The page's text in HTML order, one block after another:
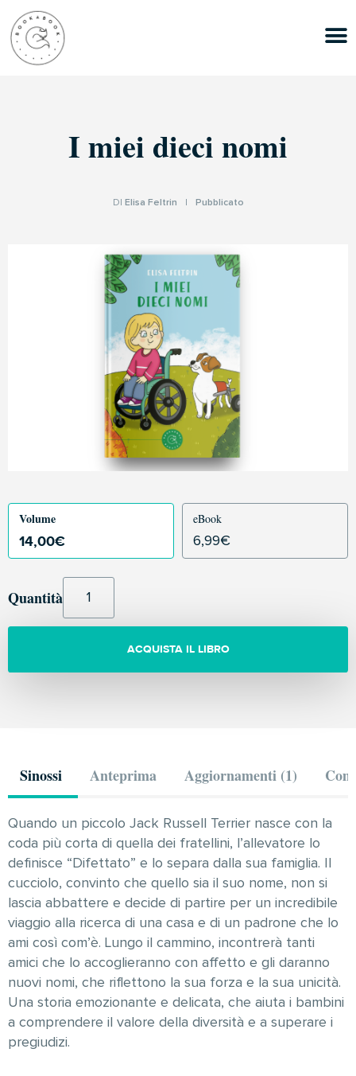
I miei dieci nomi
DI Elisa Feltrin Pubblicato
Volume
14,00€
eBook
6,99€
Quantità
ACQUISTA IL LIBRO
Sinossi Anteprima Aggiornamenti (1)
Quando un piccolo Jack Russell Terrier nasce con la
coda più corta di quella dei fratellini, l’allevatore lo
definisce “Difettato” e lo separa dalla sua famiglia. Il
cucciolo, convinto che quello sia il suo nome, non si
lascia abbattere e decide di partire per un incredibile
viaggio alla ricerca di una casa e di un padrone che lo
ami così com’è. Lungo il cammino, incontrerà tanti
amici che lo accoglieranno con affetto e gli daranno
nuovi nomi, che riflettono la sua forza e la sua unicità.
Una storia emozionante e delicata, che aiuta i bambini
a comprendere il valore della diversità e a superare i
pregiudizi.